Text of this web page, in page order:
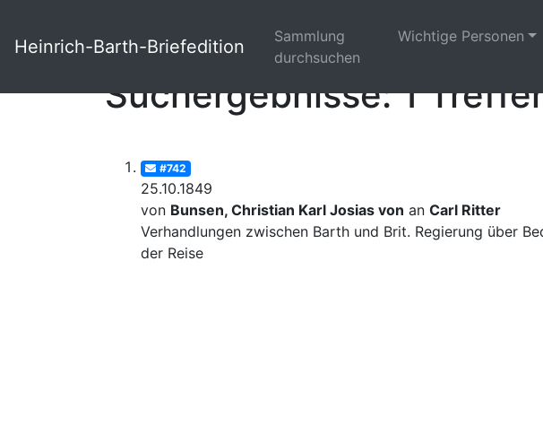
Heinrich-Barth-Briefedition
Sammlung
durchsuchen
Wichtige Personen
Suchergebnisse: 1
#742
25.10.1849
von Bunsen, Christian Karl Josias von an Carl Ritter
Verhandlungen zwischen Barth und Brit. Regierung über
der Reise